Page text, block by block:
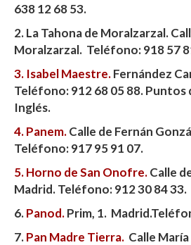
638 12 68 53.
2. La Tahona de Moralzarzal.
Moralzarzal. Teléfono:918 57
3. Isabel Maestre.Fernández
Teléfono: 912 68 05 88. Puntos
Inglés.
4. Panem.Calle de Fernán
Teléfono: 917 95 91 07.
5. Horno de San Onofre.Calle
Madrid. Teléfono: 912 30 84 33.
6.Panod.Prim, 1.
7.Pan Madre Tierra. Calle